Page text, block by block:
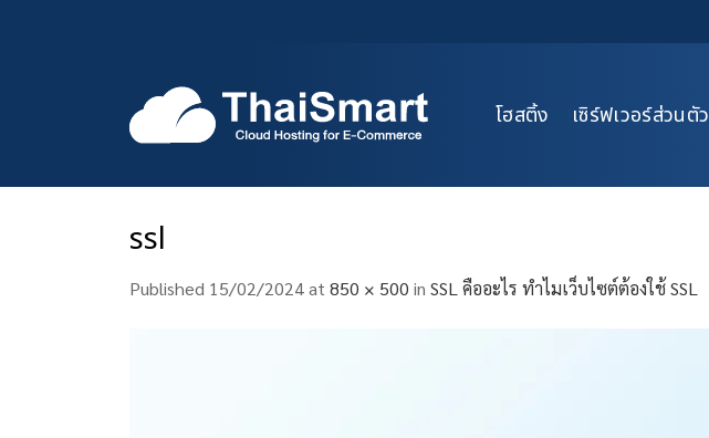
โฮสติ้ง เซิร์ฟเวอร์ส่วนตัว
ssl
Published 15/02/2024at 850 × 500 in SSL คืออะไร ทำไมเว็บไซต์ต้องใช้ SSL